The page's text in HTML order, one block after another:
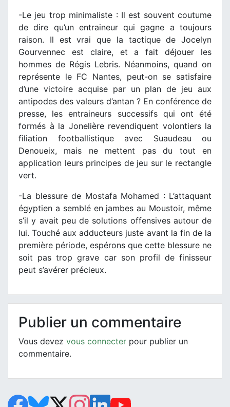
-Le jeu trop minimaliste : Il est souvent coutume
de dire qu’un entraineur qui gagne a toujours
raison. Il est vrai que la tactique de Jocelyn
Gourvennec est claire, et a fait déjouer les
hommes de Régis Lebris. Néanmoins, quand on
représente le FC Nantes, peut-on se satisfaire
d’une victoire acquise par un plan de jeu aux
antipodes des valeurs d’antan ? En conférence de
presse, les entraineurs successifs qui ont été
formés à la Jonelière revendiquent volontiers la
filiation footballistique avec Suaudeau ou
Denoueix, mais ne mettent pas du tout en
application leurs principes de jeu sur le rectangle
vert.
-La blessure de Mostafa Mohamed : L’attaquant
égyptien a semblé en jambes au Moustoir, même
s’il y avait peu de solutions offensives autour de
lui. Touché aux adducteurs juste avant la fin de la
première période, espérons que cette blessure ne
soit pas trop grave car son profil de finisseur
peut s’avérer précieux.
Publier un commentaire
Vous devez vous connecter pour publier un
commentaire.